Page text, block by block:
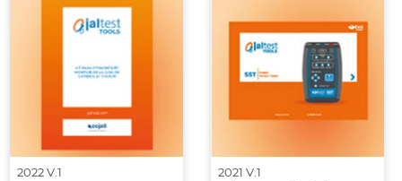
2022 V.1
2021 V.1